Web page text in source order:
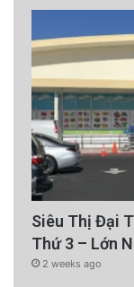
Siêu Thị Đại
Thứ 3 – Lớn
2 weeks ago